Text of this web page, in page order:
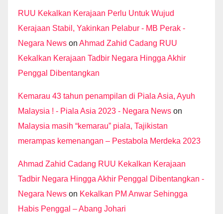
RUU Kekalkan Kerajaan Perlu Untuk Wujud
Kerajaan Stabil, Yakinkan Pelabur - MB Perak -
Negara News on Ahmad Zahid Cadang RUU
Kekalkan Kerajaan Tadbir Negara Hingga Akhir
Penggal Dibentangkan
Kemarau 43 tahun penampilan di Piala Asia, Ayuh
Malaysia ! - Piala Asia 2023 - Negara News on
Malaysia masih “kemarau” piala, Tajikistan
merampas kemenangan – Pestabola Merdeka 2023
Ahmad Zahid Cadang RUU Kekalkan Kerajaan
Tadbir Negara Hingga Akhir Penggal Dibentangkan -
Negara News on Kekalkan PM Anwar Sehingga
Habis Penggal – Abang Johari